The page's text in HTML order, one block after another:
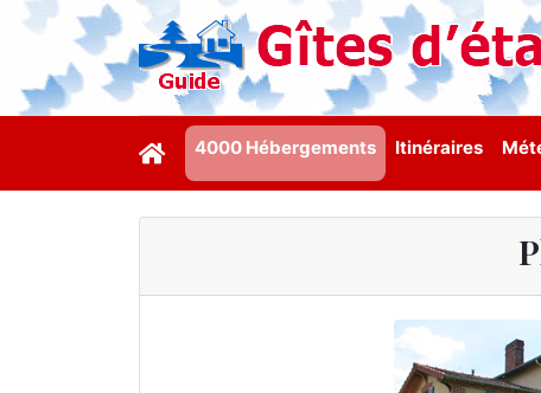
4000 Hébergements Itinéraires